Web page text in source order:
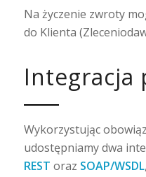
Na życzenie zwroty
do Klienta
Integracja
Wykorzystując
udostępniamy dwa
REST oraz SOAP/WSDL